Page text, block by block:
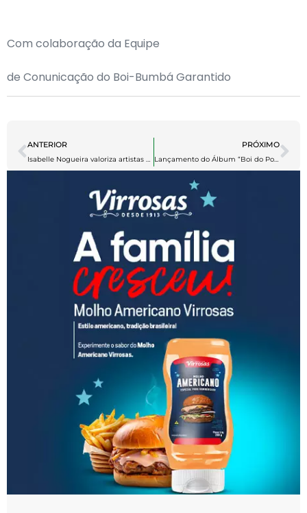
Com colaboração da Equipe
de Conunicação do Boi-Bumbá Garantido
ANTERIOR
Isabelle Nogueira valoriza artistas amazonenses ao divulgar o ‘Festival da Cunhã’
PRÓXIMO
Lançamento do Álbum “Boi do Povo, Boi do Povão” do Boi Garantido Acontece Hoje no Sambódromo